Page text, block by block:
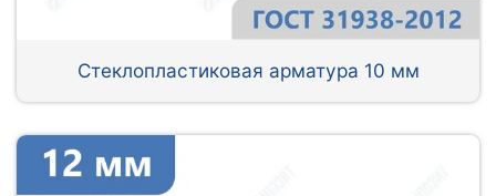
Стеклопластиковая арматура 10 мм